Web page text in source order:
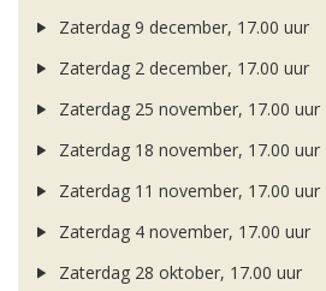
Zaterdag 9 december, 17.00 uur
Zaterdag 2 december, 17.00 uur
Zaterdag 25 november, 17.00 uur
Zaterdag 18 november, 17.00 uur
Zaterdag 11 november, 17.00 uur
Zaterdag 4 november, 17.00 uur
Zaterdag 28 oktober, 17.00 uur